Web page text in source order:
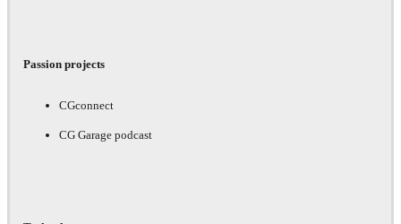
Passion projects
CGconnect
CG Garage podcast